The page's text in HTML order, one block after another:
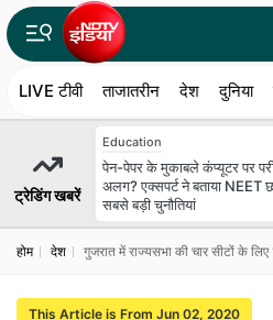
LIVE टीवी ताजातरीन देश दुनिया
ट्रेडिंग खबरें
Education
पेन-पेपर के मुकाबले कंप्यूटर पर
अलग? एक्सपर्ट ने बताया NEET
सबसे बड़ी चुनौतियां
होम देश गुजरात में राज्यसभा की चार सीटों के
This Article is From Jun 02, 2020